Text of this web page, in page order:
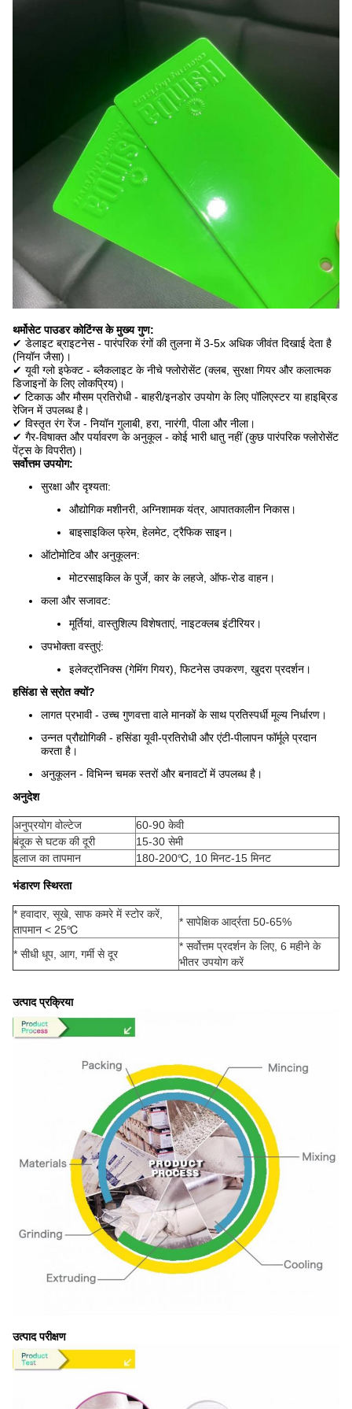
थर्मोसेट पाउडर कोटिंग्स के मुख्य गुण:
✔ डेलाइट ब्राइटनेस - पारंपरिक रंगों की तुलना में 3-5x अधिक जीवंत दिखाई देता है
(नियॉन जैसा)।
✔ यूवी ग्लो इफेक्ट - ब्लैकलाइट के नीचे फ्लोरोसेंट (क्लब, सुरक्षा गियर और कलात्मक
डिजाइनों के लिए लोकप्रिय)।
✔ टिकाऊ और मौसम प्रतिरोधी - बाहरी/इनडोर उपयोग के लिए पॉलिएस्टर या हाइब्रिड
रेजिन में उपलब्ध है।
✔ विस्तृत रंग रेंज - नियॉन गुलाबी, हरा, नारंगी, पीला और नीला।
✔ गैर-विषाक्त और पर्यावरण के अनुकूल - कोई भारी धातु नहीं (कुछ पारंपरिक फ्लोरोसेंट
पेंट्स के विपरीत)।
सर्वोत्तम उपयोग:
सुरक्षा और दृश्यता:
औद्योगिक मशीनरी, अग्निशामक यंत्र, आपातकालीन निकास।
बाइसाइकिल फ्रेम, हेलमेट, ट्रैफिक साइन।
ऑटोमोटिव और अनुकूलन:
मोटरसाइकिल के पुर्जे, कार के लहजे, ऑफ-रोड वाहन।
कला और सजावट:
मूर्तियां, वास्तुशिल्प विशेषताएं, नाइटक्लब इंटीरियर।
उपभोक्ता वस्तुएं:
इलेक्ट्रॉनिक्स (गेमिंग गियर), फिटनेस उपकरण, खुदरा प्रदर्शन।
हसिंडा से स्रोत क्यों?
लागत प्रभावी - उच्च गुणवत्ता वाले मानकों के साथ प्रतिस्पर्धी मूल्य निर्धारण।
उन्नत प्रौद्योगिकी - हसिंडा यूवी-प्रतिरोधी और एंटी-पीलापन फॉर्मूले प्रदान
करता है।
अनुकूलन - विभिन्न चमक स्तरों और बनावटों में उपलब्ध है।
अनुदेश
अनुप्रयोग वोल्टेज
60-90 केवी
बंदूक से घटक की दूरी
15-30 सेमी
इलाज का तापमान
180-200℃, 10 मिनट-15 मिनट
भंडारण स्थिरता
* हवादार, सूखे, साफ कमरे में स्टोर करें,
तापमान < 25℃
* सापेक्षिक आर्द्रता 50-65%
* सीधी धूप, आग, गर्मी से दूर
* सर्वोत्तम प्रदर्शन के लिए, 6 महीने के
भीतर उपयोग करें
उत्पाद प्रक्रिया
उत्पाद परीक्षण